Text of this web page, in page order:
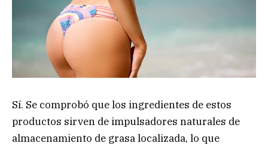
Sí. Se comprobó que los ingredientes de estos
productos sirven de impulsadores naturales de
almacenamiento de grasa localizada, lo que